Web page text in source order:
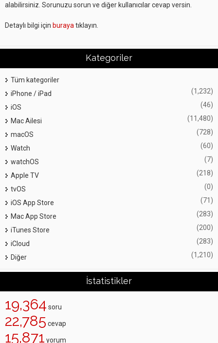
alabilirsiniz. Sorunuzu sorun ve diğer kullanıcılar cevap versin.
Detaylı bilgi için buraya tıklayın.
Kategoriler
Tüm kategoriler
iPhone / iPad
(1,232)
iOS (46)
Mac Ailesi (11,480)
macOS (728)
Watch (60)
watchOS (7)
Apple TV (218)
tvOS (0)
iOS App Store (71)
Mac App Store (283)
iTunes Store (200)
iCloud (283)
Diğer (1,210)
İstatistikler
19,364 soru
22,785 cevap
15,871 yorum